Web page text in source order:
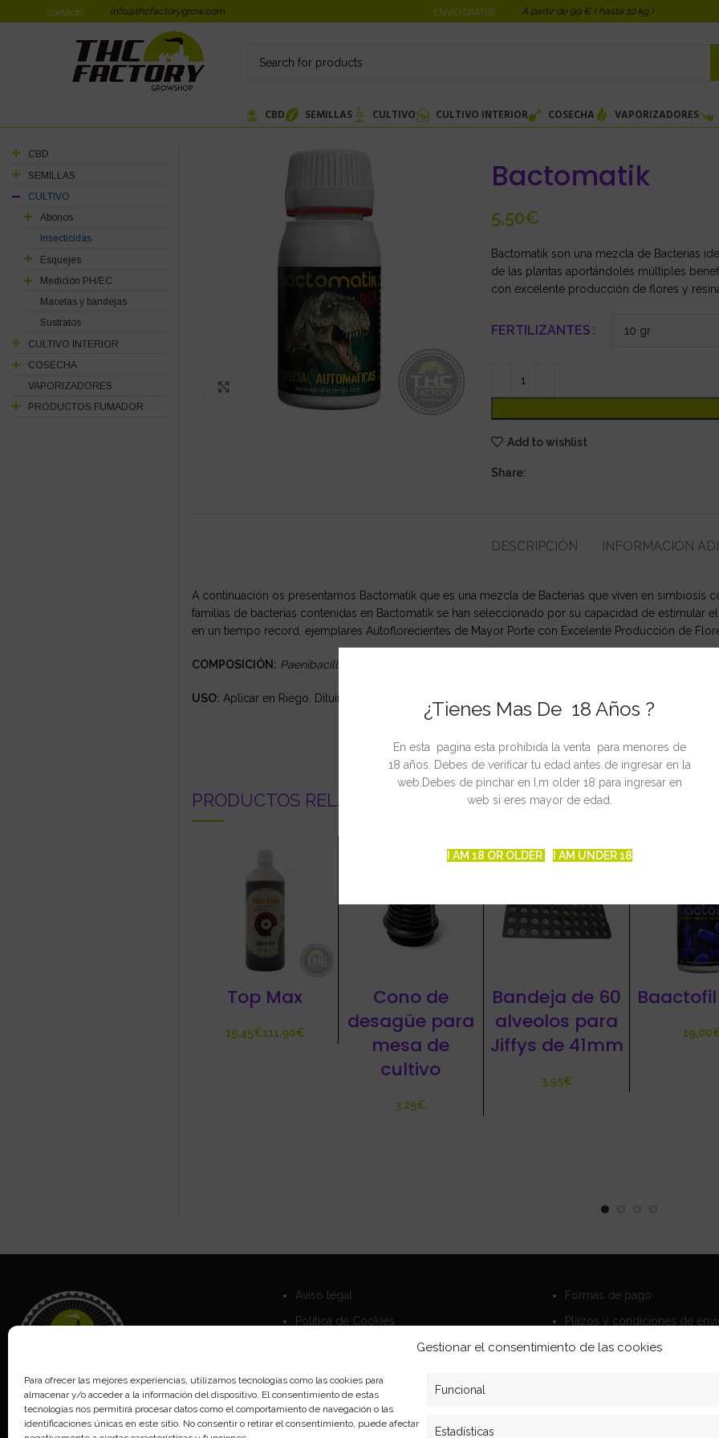
¿Tienes Mas De 18 Años ?
En esta pagina esta prohibida la venta para menores de
18 años. Debes de verificar tu edad antes de ingresar en la
web.Debes de pinchar en I,m older 18 para ingresar en
web si eres mayor de edad.
I AM 18 OR OLDER I AM UNDER 18
Gestionar el consentimiento de las cookies
Para ofrecer las mejores experiencias, utilizamos tecnologías como las cookies para
almacenar y/o acceder a la información del dispositivo. El consentimiento de estas
tecnologías nos permitirá procesar datos como el comportamiento de navegación o las
identificaciones únicas en este sitio. No consentir o retirar el consentimiento, puede afectar
Funcional
Estadísticas
contacto info@thcfactorygrow.com ENVIO GRATIS! A partir de 99 € ( hasta 10 kg )
CBD SEMILLAS CULTIVO CULTIVO INTERIOR COSECHA VAPORIZADORES
Click to enlarge
Bactomatik
€
Bactomatik son una mezcla de Bacterias
de las plantas aportándoles múltiples
con excelente producción de flores y
FERTILIZANTES
Add to wishlist
Share:
DESCRIPCIÓN INFORMACIÓN
A continuación os presentamos Bactomatik que es una mezcla de Bacterias que viven en simbiosis
familias de bacterias contenidas en Bactomatik se han seleccionado por su capacidad de estimular
en un tiempo record, ejemplares Autoflorecientes de Mayor Porte con Excelente Producción de
COMPOSICIÓN: Paenibacillus azotoformans, Bacillus azotofixans, B. coagulans, B. megaterium,
USO: Aplicar en Riego. Diluir el contenido del envase (50g) en 20 litros de agua o bien una
PRODUCTOS RELACIONADOS
Top Max
€ €
Cono de
desagüe para
mesa de
cultivo
€
Bandeja de 60
alveolos para
Jiffys de 41mm
€
CBD
SEMILLAS
CULTIVO
Abonos
Insecticidas
Esquejes
Medición PH/EC
Macetas y bandejas
Sustratos
CULTIVO INTERIOR
COSECHA
VAPORIZADORES
PRODUCTOS FUMADOR
Aviso legal
Política de Cookies
Formas de pago
Plazos y condiciones de
Politica de devoluciones